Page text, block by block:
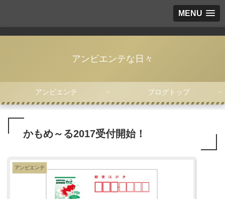
MENU
アンビエンテな日々
アンビエンテ ブログトップ
かもめ～る2017受付開始！
アンビエンテ